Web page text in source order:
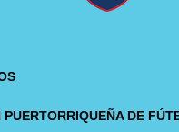
PUERTORRIQUEÑA DE